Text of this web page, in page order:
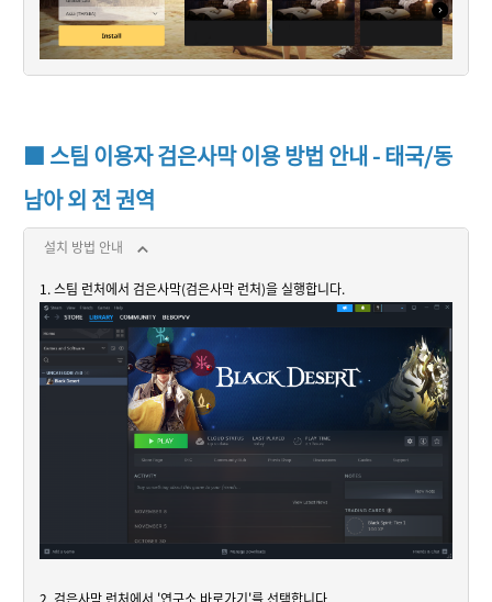
■ 스팀 이용자 검은사막 이용 방법 안내 - 태국/동
남아 외 전 권역
설치 방법 안내
1. 스팀 런처에서 검은사막(검은사막 런처)을 실행합니다.